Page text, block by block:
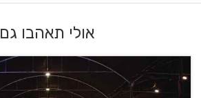
אולי תאהבו גם